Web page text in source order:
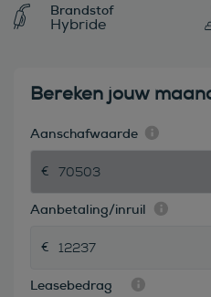
Brandstof
Hybride
Bereken jouw
Aanschafwaarde
Aanbetaling/inruil
Leasebedrag